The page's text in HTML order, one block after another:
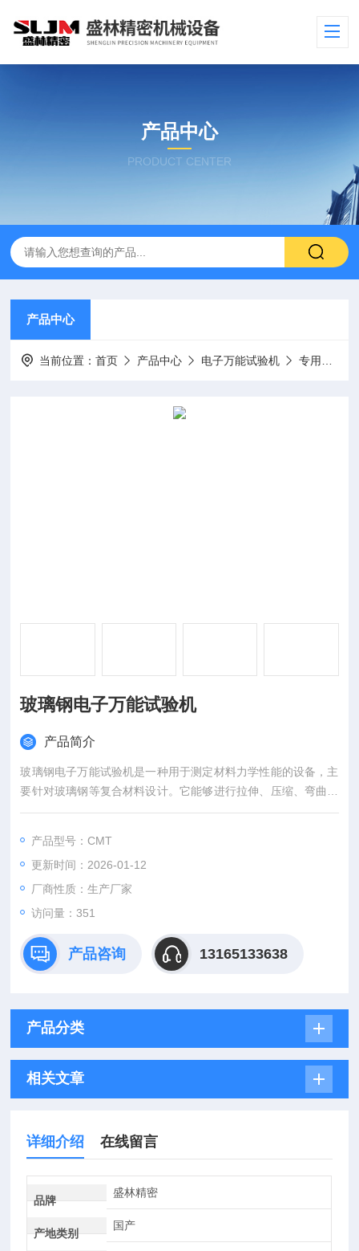
产品中心
PRODUCT CENTER
产品中心
当前位置：首页 产品中心 电子万能试验机 专用电子万能试验机
玻璃钢电子万能试验机
产品简介
玻璃钢电子万能试验机是一种用于测定材料力学性能的设备，主
要针对玻璃钢等复合材料设计。它能够进行拉伸、压缩、弯曲等
多种测试，适用于工业生产和科研领域。
产品型号：CMT
更新时间：2026-01-12
厂商性质：生产厂家
访问量：351
产品咨询 13165133638
产品分类
相关文章
详细介绍 在线留言
品牌
盛林精密
产地类别
国产